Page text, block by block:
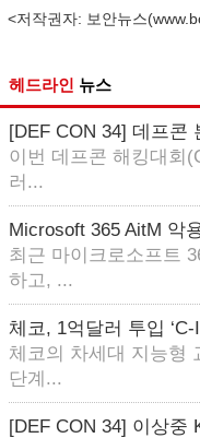
<저작권자: 보안뉴스(
헤드라인 뉴스
[DEF CON 34] 데프콘
이번 데프콘 해킹대회
러...
Microsoft 365 AitM 악
최근 마이크로소프트
하고, ...
체코, 1억달러 투입
체코의 차세대 지능형
단계...
[DEF CON 34] 이상중